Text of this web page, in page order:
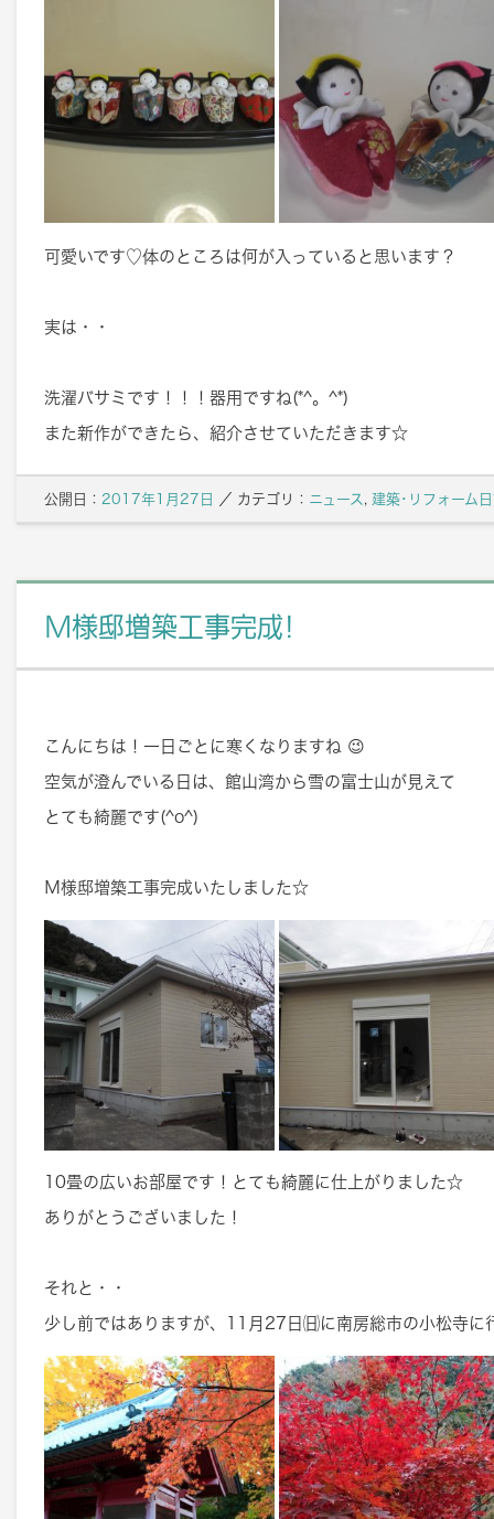
可愛いです♡体のところは何が入っていると思います？
実は・・
洗濯バサミです！！！器用ですね(*^。^*)
また新作ができたら、紹介させていただきます☆
公開日： 2017年1月27日 ／ カテゴリ： ニュース , 建築･リフォーム
M様邸増築工事完成!
こんにちは！一日ごとに寒くなりますね 😉
空気が澄んでいる日は、館山湾から雪の富士山が見えて
とても綺麗です(^o^)
Ｍ様邸増築工事完成いたしました☆
10畳の広いお部屋です！とても綺麗に仕上がりました☆
ありがとうございました！
それと・・
少し前ではありますが、11月27日㈰に南房総市の小松寺に